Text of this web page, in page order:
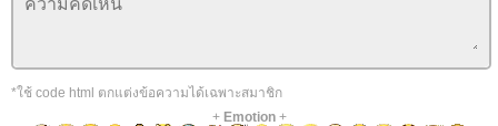
*ใช้ code html ตกแต่งข้อความได้เฉพาะสมาชิก
+ Emotion+